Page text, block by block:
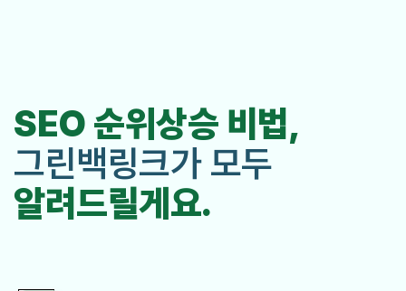
SEO 순위상승 비법,
그린백링크가 모두
알려드릴게요.